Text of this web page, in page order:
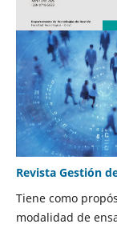
Revista Gestión
Tiene como
modalidad de